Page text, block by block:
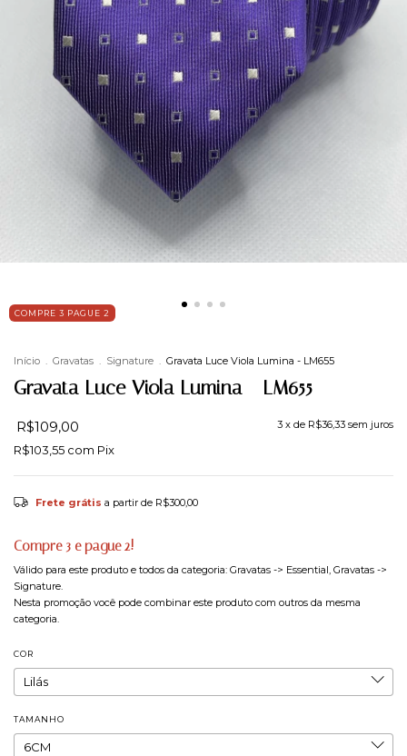
COMPRE 3 PAGUE 2
Início . Gravatas . Signature . Gravata Luce Viola Lumina - LM655
Gravata Luce Viola Lumina - LM655
R$109,00 3 x de R$36,33 sem juros
R$103,55 com Pix
Frete grátis a partir de R$300,00
Compre 3 e pague 2!
Válido para este produto e todos da categoria: Gravatas -> Essential, Gravatas ->
Signature.
Nesta promoção você pode combinar este produto com outros da mesma
categoria.
COR
TAMANHO